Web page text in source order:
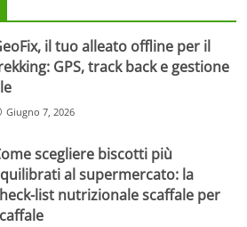
il tuo alleato offline per il
GPS, track back e gestione
Giugno 7, 2026
scegliere biscotti più
al supermercato: la
list nutrizionale scaffale per